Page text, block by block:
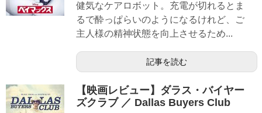
健気なケアロボット。充電が切れるとま
るで酔っぱらいのようになるけれど、ご
主人様の精神状態を向上させるため...
記事を読む
【映画レビュー】ダラス・バイヤー
ズクラブ ／ Dallas Buyers Club